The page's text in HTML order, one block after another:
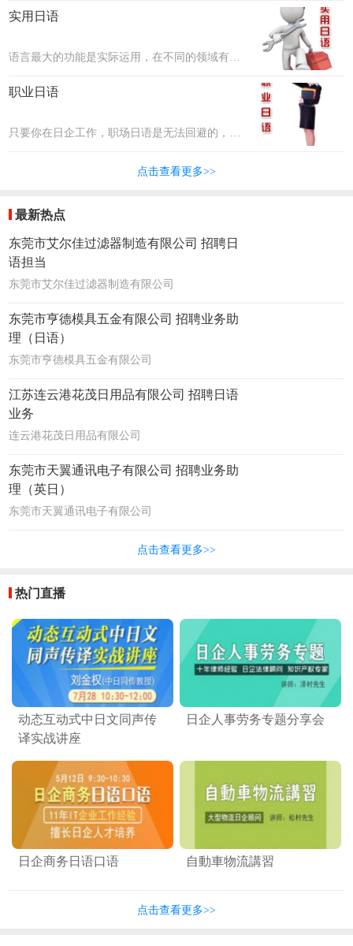
文化差异、职场礼仪、沟通交际等。联普将邀请
家！
实用日语
语言最大的功能是实际运用，在不同的领域有不
同的需求，比如在美容界有美容日语、在科技行
家为大家讲述并分享他们的经验。
职业日语
只要你在日企工作，职场日语是无法回避的，各
大家！
点击查看更多>>
最新热点
东莞市艾尔佳过滤器制造有限公司 招聘日
语担当
东莞市艾尔佳过滤器制造有限公司
东莞市亨德模具五金有限公司 招聘业务助
理（日语）
东莞市亨德模具五金有限公司
江苏连云港花茂日用品有限公司 招聘日语
业务
连云港花茂日用品有限公司
东莞市天翼通讯电子有限公司 招聘业务助
理（英日）
东莞市天翼通讯电子有限公司
点击查看更多>>
热门直播
动态互动式中日文同声传
译实战讲座
日企人事劳务专题分享会
日企商务日语口语 自動車物流講習
点击查看更多>>